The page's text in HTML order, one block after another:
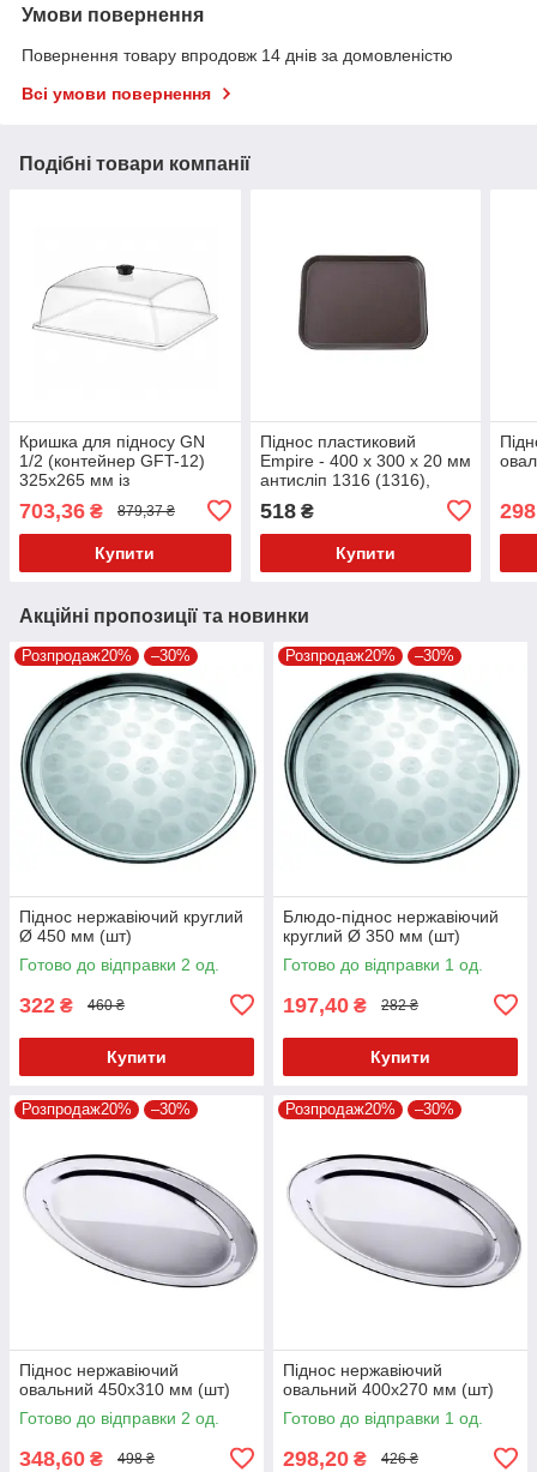
Умови повернення
Повернення товару впродовж 14 днів за домовленістю
Всі умови повернення
Подібні товари компанії
Кришка для підносу GN
1/2 (контейнер GFT-12)
325х265 мм із
прямокутна GastroPlast
GF-0012
703,36 ₴ 879,37 ₴
Купити
Піднос пластиковий
Empire - 400 x 300 x 20 мм
антисліп 1316 (1316),
518₴
Купити
Акційні пропозиції та новинки
Розпродаж20% –30%
Піднос нержавіючий круглий
Ø 450 мм (шт)
Готово до відправки 2 од.
322 ₴ 460 ₴
Купити
Розпродаж20% –30%
Блюдо-піднос нержавіючий
круглий Ø 350 мм (шт)
Готово до відправки 1 од.
197,40 ₴ 282 ₴
Купити
Розпродаж20% –30%
Піднос нержавіючий
овальний 450х310 мм (шт)
Готово до відправки 2 од.
348,60 ₴ 498 ₴
Розпродаж20% –30%
Піднос нержавіючий
овальний 400х270 мм (шт)
Готово до відправки 1 од.
298,20 ₴ 426 ₴